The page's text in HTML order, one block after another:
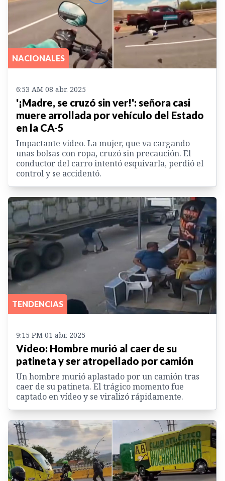
NACIONALES
6:53 AM 08 abr. 2025
'¡Madre, se cruzó sin ver!': señora casi
muere arrollada por vehículo del Estado
en la CA-5
Impactante video. La mujer, que va cargando
unas bolsas con ropa, cruzó sin precaución. El
conductor del carro intentó esquivarla, perdió el
control y se accidentó.
TENDENCIAS
9:15 PM 01 abr. 2025
Vídeo: Hombre murió al caer de su
patineta y ser atropellado por camión
Un hombre murió aplastado por un camión tras
caer de su patineta. El trágico momento fue
captado en vídeo y se viralizó rápidamente.